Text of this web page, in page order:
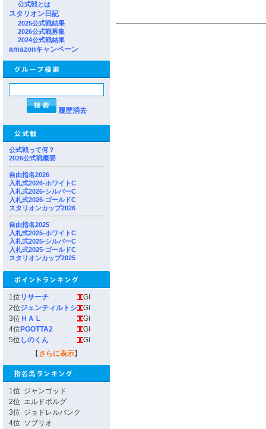
公式戦とは
スタリオン日記
2025公式戦結果
2026公式戦募集
2024公式戦結果
amazonキャンペーン
履歴消去
公式戦って何？
2026公式戦概要
自由指名2026
入札式2026-ホワイトC
入札式2026-シルバーC
入札式2026-ゴールドC
スタリオンカップ2026
自由指名2025
入札式2025-ホワイトC
入札式2025-シルバーC
入札式2025-ゴールドC
スタリオンカップ2025
1位 リサーチ
GI
2位ジェンティルトシ
GI
3位 ＨＡＬ
GI
4位 PGOTTA2
GI
5位 しのくん
GI
【 さらに表示】
1位 ジャンゴッド
2位 エルドボルグ
3位 ジョドレルバンク
4位 ソブリオ